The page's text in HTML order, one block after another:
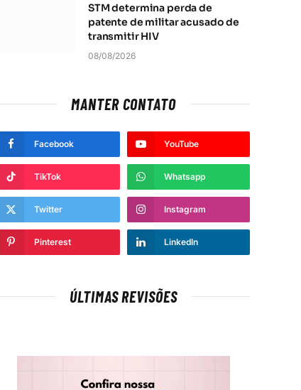
STM determina perda de
patente de militar acusado de
transmitir HIV
08/08/2026
MANTER CONTATO
Facebook YouTube
TikTok Whatsapp
Twitter Instagram
Pinterest LinkedIn
ÚLTIMAS REVISÕES